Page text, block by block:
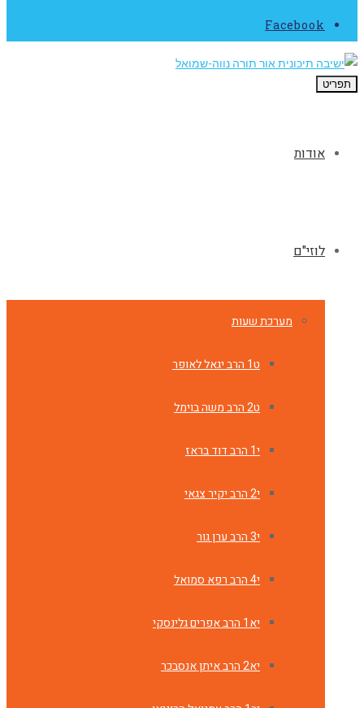
Facebook
תפריט
אודות
לוזי"ם
מערכת שעות
ט1 הרב יגאל לאופר
ט2 הרב משה בוימל
י1 הרב דוד בראז
י2 הרב יקיר צגאי
י3 הרב ערן גור
י4 הרב רפא סמואל
יא1 הרב אפרים גלינסקי
יא2 הרב איתן אנסבכר